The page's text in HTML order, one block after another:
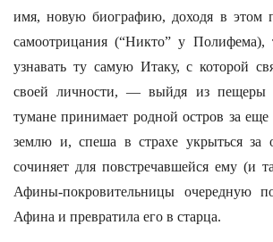
имя, новую биографию, доходя в этом
самоотрицания (“Никто” у Полифема),
узнавать ту самую Итаку, с которой
своей личности, — выйдя из
тумане принимает родной остров за
землю и, спеша в страхе укрыться за
сочиняет для повстречавшейся ему (и
Афины-покровительницы очередную
Афина и превратила его в старца.